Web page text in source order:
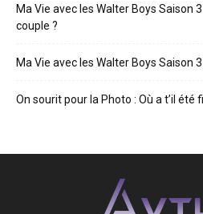
Ma Vie avec les Walter Boys Saison
couple ?
Ma Vie avec les Walter Boys Saison
On sourit pour la Photo : Où a t’il été